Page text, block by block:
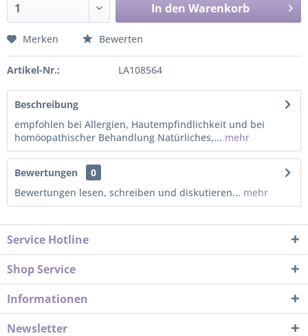
In den Warenkorb
Merken Bewerten
Artikel-Nr.: LA108564
Beschreibung
empfohlen bei Allergien, Hautempfindlichkeit und bei
homöopathischer Behandlung Natürliches,... mehr
Bewertungen
0
Bewertungen lesen, schreiben und diskutieren... mehr
Service Hotline
Shop Service
Informationen
Newsletter